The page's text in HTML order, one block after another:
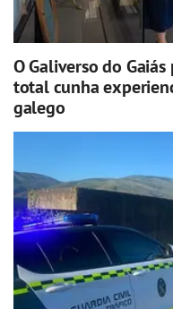
O Galiverso do
total cunha
galego